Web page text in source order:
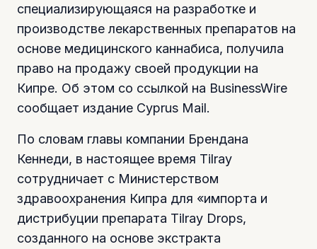
специализирующаяся на разработке и
производстве лекарственных препаратов на
основе медицинского каннабиса, получила
право на продажу своей продукции на
Кипре. Об этом со ссылкой на BusinessWire
сообщает издание Cyprus Mail.
По словам главы компании Брендана
Кеннеди, в настоящее время Tilray
сотрудничает с Министерством
здравоохранения Кипра для «импорта и
дистрибуции препарата Tilray Drops,
созданного на основе экстракта